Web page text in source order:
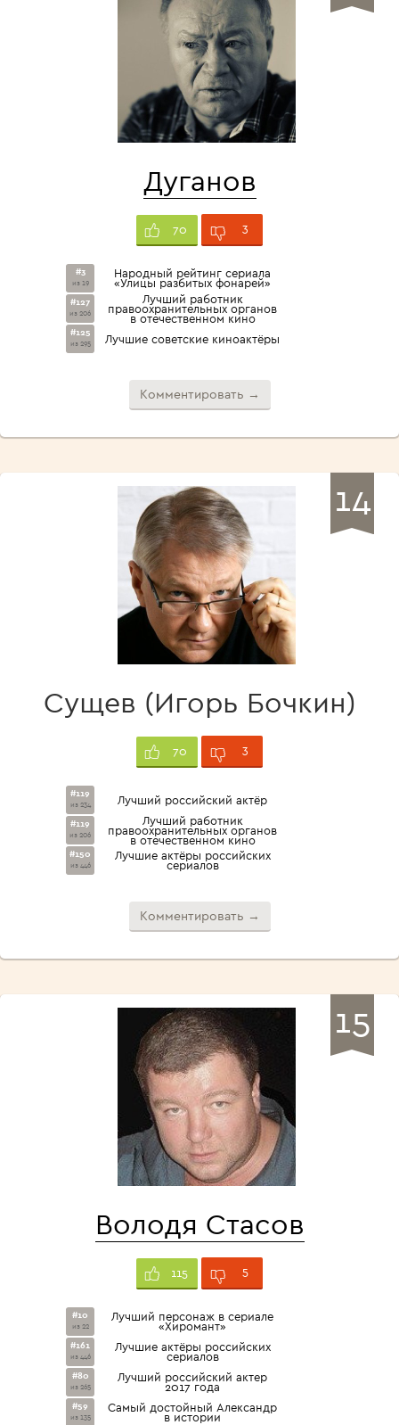
Дуганов
70 3
#3
из 19
Народный рейтинг сериала
«Улицы разбитых фонарей»
#127
из 206
Лучший работник
правоохранительных органов
в отечественном кино
#125
из 295 Лучшие советские киноактёры
Комментировать →
14
Сущев (Игорь Бочкин)
70 3
#119
из 234 Лучший российский актёр
#119
из 206
Лучший работник
правоохранительных органов
в отечественном кино
#150
из 446
Лучшие актёры российских
сериалов
Комментировать →
15
Володя Стасов
115 5
#10
из 22
Лучший персонаж в сериале
«Хиромант»
#161
из 446
Лучшие актёры российских
сериалов
#80
из 265
Лучший российский актер
2017 года
#59
из 135
Самый достойный Александр
в истории